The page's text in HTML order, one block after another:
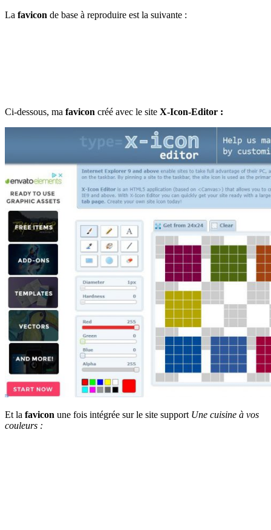
La favicon de base à reproduire est la suivante :
Ci-dessous, ma favicon créé avec le site X-Icon-Editor :
Et la favicon une fois intégrée sur le site support Une cuisine à vos
couleurs :